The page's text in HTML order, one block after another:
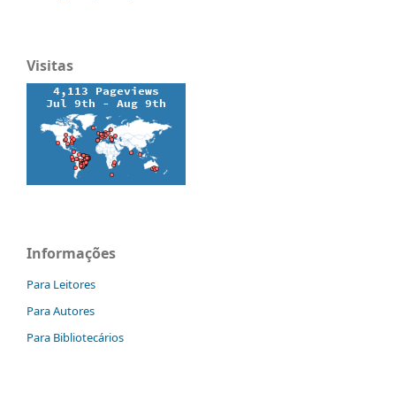
Visitas
Informações
Para Leitores
Para Autores
Para Bibliotecários